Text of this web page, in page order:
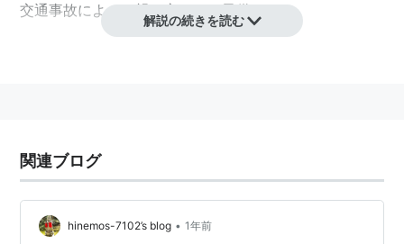
交通事故によって親を亡くした子供。
解説の続きを読む
関連ブログ
hinemos-7102’s blog • 1年前